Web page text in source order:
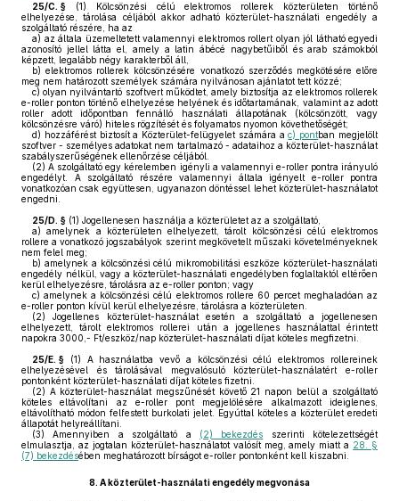
25/C. § (1) Kölcsönzési célú elektromos rollerek közterületen történő
elhelyezése, tárolása céljából akkor adható közterület-használati engedély a
szolgáltató részére, ha az
a) az általa üzemeltetett valamennyi elektromos rollert olyan jól látható egyedi
azonosító jellel látta el, amely a latin ábécé nagybetűiből és arab számokból
képzett, legalább négy karakterből áll,
b) elektromos rollerek kölcsönzésére vonatkozó szerződés megkötésére előre
meg nem határozott személyek számára nyilvánosan ajánlatot tett közzé;
c) olyan nyilvántartó szoftvert működtet, amely biztosítja az elektromos rollerek
e-roller ponton történő elhelyezése helyének és időtartamának, valamint az adott
roller adott időpontban fennálló használati állapotának (kölcsönzött, vagy
kölcsönzésre váró) hiteles rögzítését és folyamatos nyomon követhetőségét;
d) hozzáférést biztosít a Közterület-felügyelet számára ac) pontban megjelölt
szoftver - személyes adatokat nem tartalmazó - adataihoz a közterület-használat
szabályszerűségének ellenőrzése céljából.
(2) A szolgáltató egy kérelemben igényli a valamennyi e-roller pontra irányuló
engedélyt. A szolgáltató részére valamennyi általa igényelt e-roller pontra
vonatkozóan csak együttesen, ugyanazon döntéssel lehet közterület-használatot
engedni.
25/D. § (1) Jogellenesen használja a közterületet az a szolgáltató,
a) amelynek a közterületen elhelyezett, tárolt kölcsönzési célú elektromos
rollere a vonatkozó jogszabályok szerint megkövetelt műszaki követelményeknek
nem felel meg;
b) amelynek a kölcsönzési célú mikromobilitási eszköze közterület-használati
engedély nélkül, vagy a közterület-használati engedélyben foglaltaktól eltérően
kerül elhelyezésre, tárolásra az e-roller ponton; vagy
c) amelynek a kölcsönzési célú elektromos rollere 60 percet meghaladóan az
e-roller ponton kívül kerül elhelyezésre, tárolásra a közterületen.
(2) Jogellenes közterület-használat esetén a szolgáltató a jogellenesen
elhelyezett, tárolt elektromos rollerei után a jogellenes használattal érintett
napokra 3000,- Ft/eszköz/nap közterület-használati díjat köteles megfizetni.
25/E. § (1) A használatba vevő a kölcsönzési célú elektromos rollereinek
elhelyezésével és tárolásával megvalósuló közterület-használatért e-roller
pontonként közterület-használati díjat köteles fizetni.
(2) A közterület-használat megszűnését követő 21 napon belül a szolgáltató
köteles eltávolítani az e-roller pont megjelölésére alkalmazott ideiglenes,
eltávolítható módon felfestett burkolati jelet. Egyúttal köteles a közterület eredeti
állapotát helyreállítani.
(3) Amennyiben a szolgáltató a (2) bekezdés szerinti kötelezettségét
elmulasztja, az jogtalan közterület-használatot valósít meg, amely miatt a 28. §
(7) bekezdésében meghatározott bírságot e-roller pontonként kell kiszabni.
8. A közterület-használati engedély megvonása